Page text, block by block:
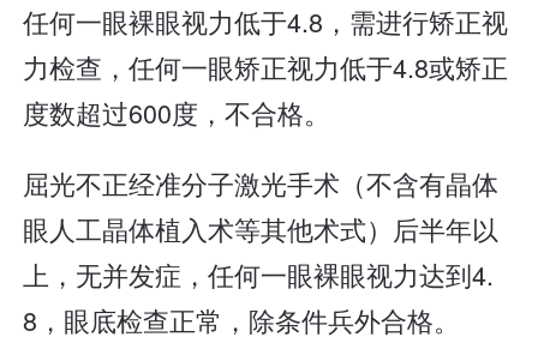
任何一眼裸眼视力低于4.8，需进行矫正视
力检查，任何一眼矫正视力低于4.8或矫正
度数超过600度，不合格。
屈光不正经准分子激光手术（不含有晶体
眼人工晶体植入术等其他术式）后半年以
上，无并发症，任何一眼裸眼视力达到4.
8，眼底检查正常，除条件兵外合格。